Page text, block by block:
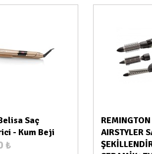
Saç
- Kum Beji
₺
AIRSTYLER